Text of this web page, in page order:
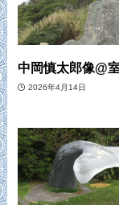
中岡慎太郎像@
2026年4月14日